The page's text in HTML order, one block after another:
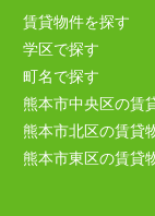
賃貸物件を探す
学区で探す
町名で探す
熊本市中央区の賃
熊本市北区の賃貸
熊本市東区の賃貸